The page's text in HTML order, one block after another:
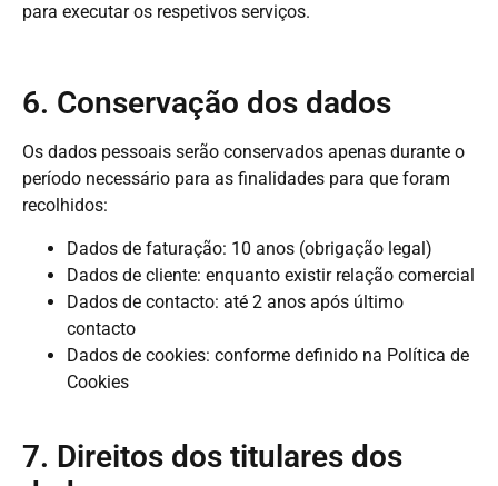
para executar os respetivos serviços.
6. Conservação dos dados
Os dados pessoais serão conservados apenas durante o
período necessário para as finalidades para que foram
recolhidos:
Dados de faturação: 10 anos (obrigação legal)
Dados de cliente: enquanto existir relação comercial
Dados de contacto: até 2 anos após último
contacto
Dados de cookies: conforme definido na Política de
Cookies
7. Direitos dos titulares dos